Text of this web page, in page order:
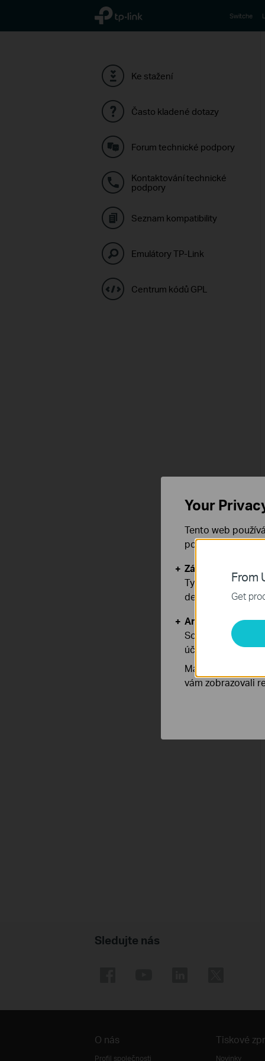
TP-Link, Reliably Smart Switche
Ke stažení
Často kladené dotazy
Forum technické podpory
Kontaktování technické
podpory
Seznam kompatibility
Emulátory TP-Link
Centrum kódů GPL
Sledujte nás
O nás
Profil společnosti
Tiskové
Novinky
From
Get
Your
Tento web
používáním
Základní cookies
Tyto cookies jsou
deaktivovat.
Analytické a
Soubory cookie
účelem zlepšení
Marketingové
vám zobrazovali